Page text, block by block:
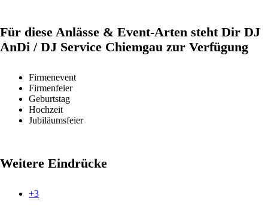
Für diese Anlässe & Event-Arten steht Dir DJ
AnDi / DJ Service Chiemgau zur Verfügung
Firmenevent
Firmenfeier
Geburtstag
Hochzeit
Jubiläumsfeier
Weitere Eindrücke
+3